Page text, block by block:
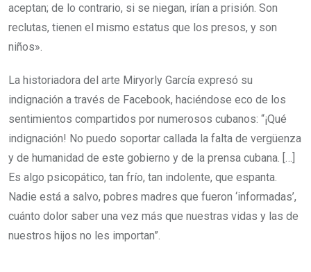
aceptan; de lo contrario, si se niegan, irían a prisión. Son
reclutas, tienen el mismo estatus que los presos, y son
niños».
La historiadora del arte Miryorly García expresó su
indignación a través de Facebook, haciéndose eco de los
sentimientos compartidos por numerosos cubanos: “¡Qué
indignación! No puedo soportar callada la falta de vergüenza
y de humanidad de este gobierno y de la prensa cubana. […]
Es algo psicopático, tan frío, tan indolente, que espanta.
Nadie está a salvo, pobres madres que fueron ‘informadas’,
cuánto dolor saber una vez más que nuestras vidas y las de
nuestros hijos no les importan”.